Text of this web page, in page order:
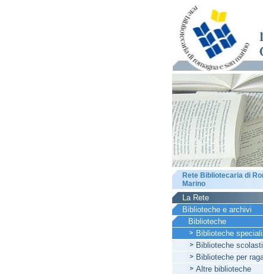
Rete Bibliotecaria di
Marino
La Rete
Biblioteche e archivi
Biblioteche
Biblioteche
Biblioteche
Biblioteche per
Altre biblioteche